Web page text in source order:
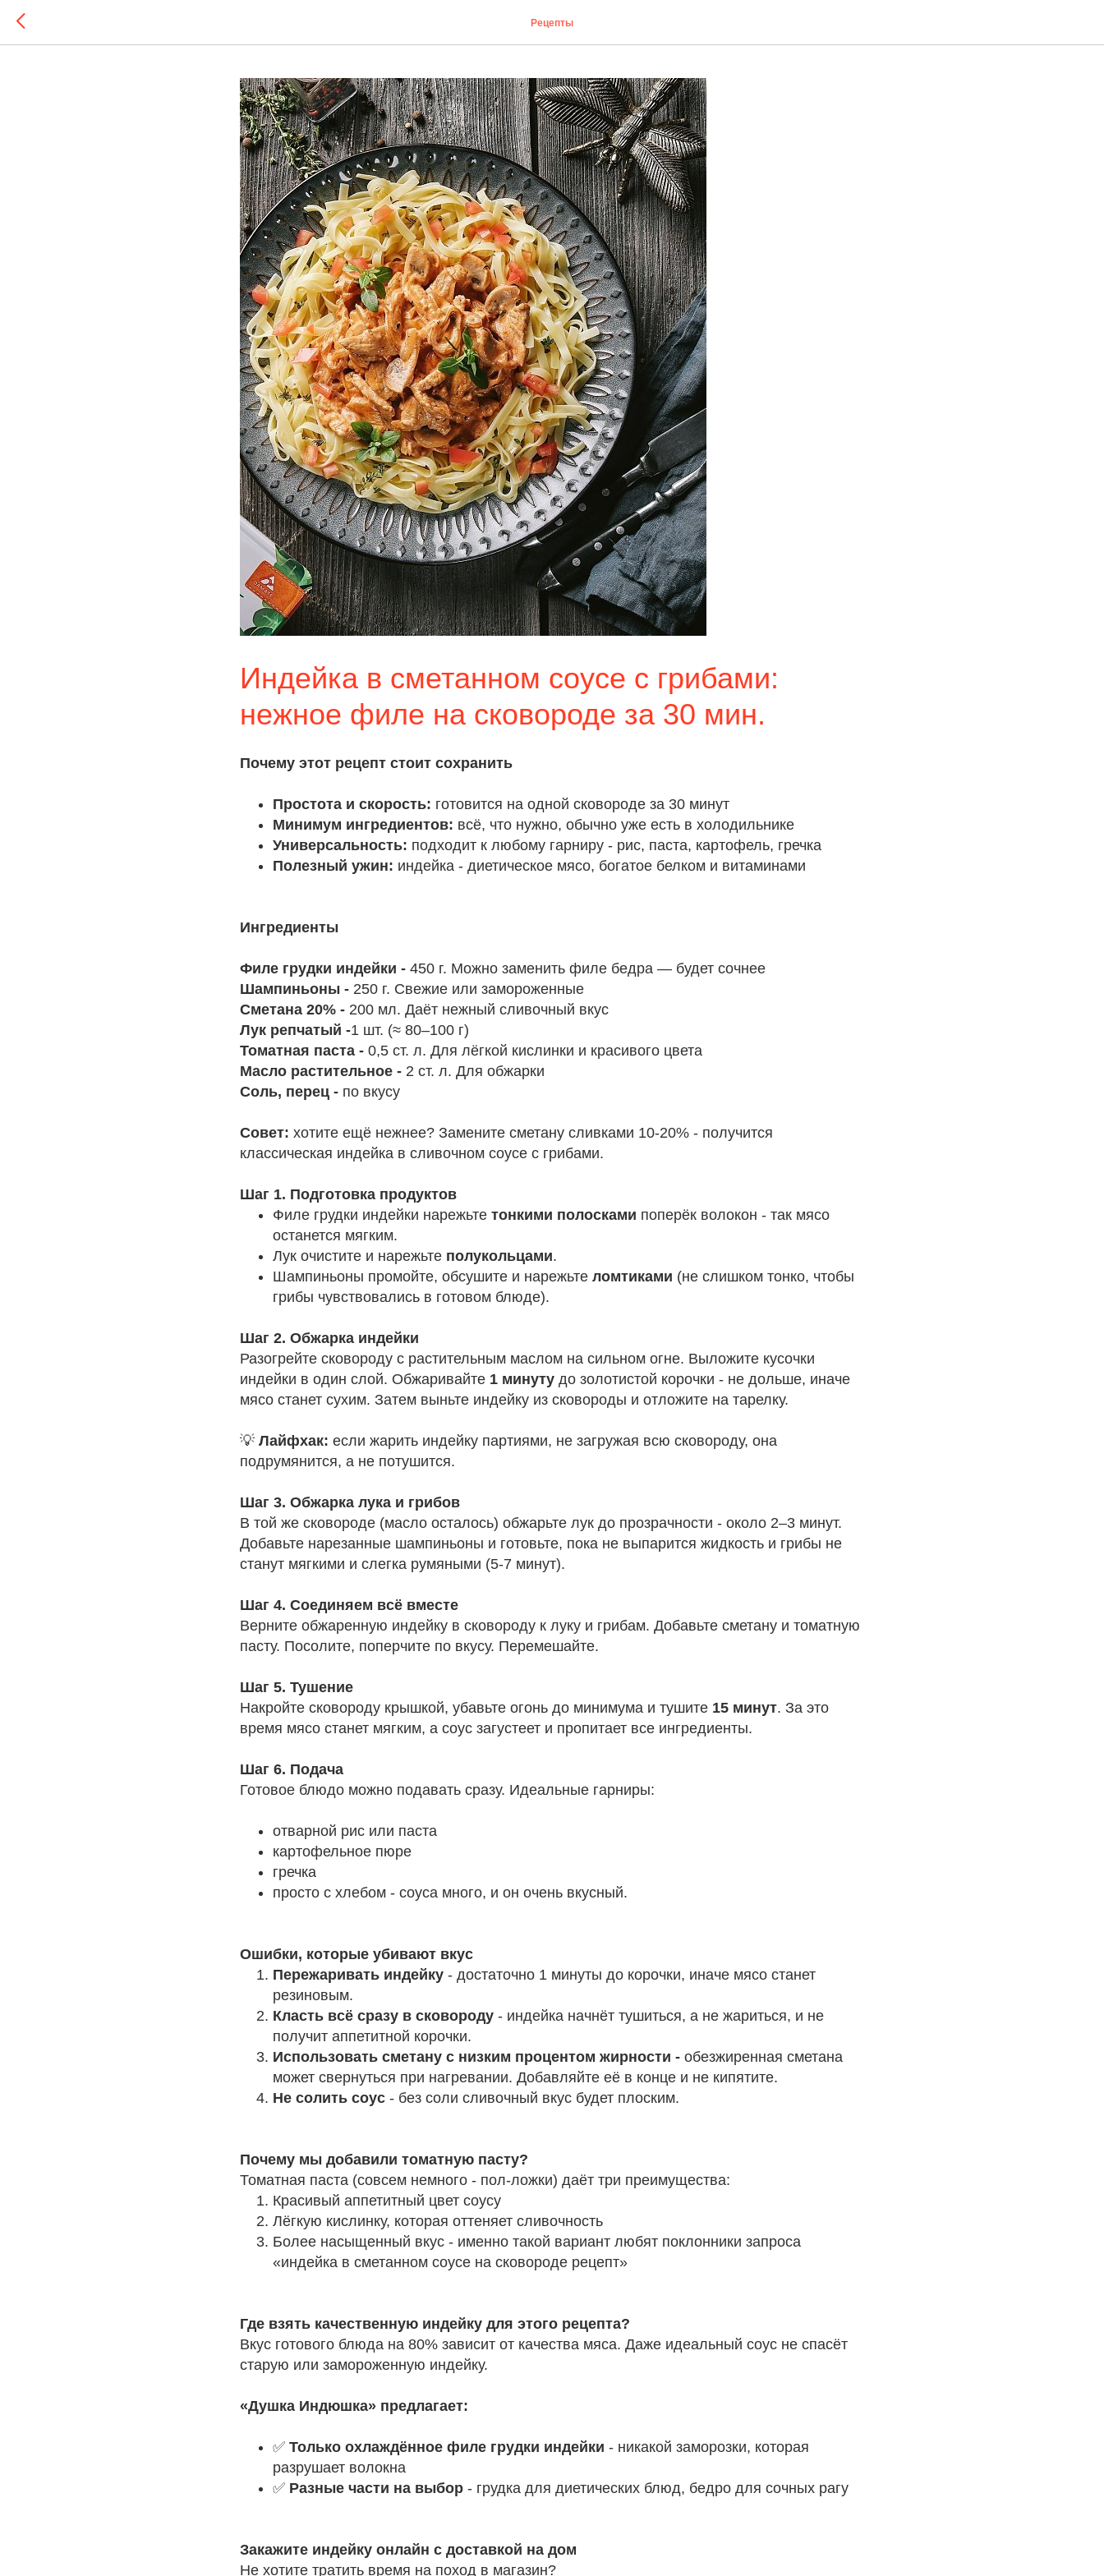
Рецепты
Индейка в сметанном соусе с грибами:
нежное филе на сковороде за 30 мин.
Почему этот рецепт стоит сохранить
Простота и скорость: готовится на одной сковороде за 30 минут
Минимум ингредиентов: всё, что нужно, обычно уже есть в холодильнике
Универсальность: подходит к любому гарниру - рис, паста, картофель, гречка
Полезный ужин: индейка - диетическое мясо, богатое белком и витаминами
Ингредиенты
Филе грудки индейки - 450 г. Можно заменить филе бедра — будет сочнее
Шампиньоны - 250 г. Свежие или замороженные
Сметана 20% - 200 мл. Даёт нежный сливочный вкус
Лук репчатый -1 шт. (≈ 80–100 г)
Томатная паста - 0,5 ст. л. Для лёгкой кислинки и красивого цвета
Масло растительное - 2 ст. л. Для обжарки
Соль, перец - по вкусу
Совет: хотите ещё нежнее? Замените сметану сливками 10-20% - получится
классическая индейка в сливочном соусе с грибами.
Шаг 1. Подготовка продуктов
Филе грудки индейки нарежьте тонкими полосками поперёк волокон - так мясо
останется мягким.
Лук очистите и нарежьте полукольцами.
Шампиньоны промойте, обсушите и нарежьте ломтиками (не слишком тонко, чтобы
грибы чувствовались в готовом блюде).
Шаг 2. Обжарка индейки
Разогрейте сковороду с растительным маслом на сильном огне. Выложите кусочки
индейки в один слой. Обжаривайте 1 минуту до золотистой корочки - не дольше, иначе
мясо станет сухим. Затем выньте индейку из сковороды и отложите на тарелку.
💡 Лайфхак: если жарить индейку партиями, не загружая всю сковороду, она
подрумянится, а не потушится.
Шаг 3. Обжарка лука и грибов
В той же сковороде (масло осталось) обжарьте лук до прозрачности - около 2–3 минут.
Добавьте нарезанные шампиньоны и готовьте, пока не выпарится жидкость и грибы не
станут мягкими и слегка румяными (5-7 минут).
Шаг 4. Соединяем всё вместе
Верните обжаренную индейку в сковороду к луку и грибам. Добавьте сметану и томатную
пасту. Посолите, поперчите по вкусу. Перемешайте.
Шаг 5. Тушение
Накройте сковороду крышкой, убавьте огонь до минимума и тушите 15 минут. За это
время мясо станет мягким, а соус загустеет и пропитает все ингредиенты.
Шаг 6. Подача
Готовое блюдо можно подавать сразу. Идеальные гарниры:
отварной рис или паста
картофельное пюре
гречка
просто с хлебом - соуса много, и он очень вкусный.
Ошибки, которые убивают вкус
Пережаривать индейку - достаточно 1 минуты до корочки, иначе мясо станет
резиновым.
Класть всё сразу в сковороду - индейка начнёт тушиться, а не жариться, и не
получит аппетитной корочки.
Использовать сметану с низким процентом жирности - обезжиренная сметана
может свернуться при нагревании. Добавляйте её в конце и не кипятите.
Не солить соус - без соли сливочный вкус будет плоским.
Почему мы добавили томатную пасту?
Томатная паста (совсем немного - пол-ложки) даёт три преимущества:
Красивый аппетитный цвет соусу
Лёгкую кислинку, которая оттеняет сливочность
Более насыщенный вкус - именно такой вариант любят поклонники запроса
«индейка в сметанном соусе на сковороде рецепт»
Где взять качественную индейку для этого рецепта?
Вкус готового блюда на 80% зависит от качества мяса. Даже идеальный соус не спасёт
старую или замороженную индейку.
«Душка Индюшка» предлагает:
✅ Только охлаждённое филе грудки индейки - никакой заморозки, которая
разрушает волокна
✅ Разные части на выбор - грудка для диетических блюд, бедро для сочных рагу
Закажите индейку онлайн с доставкой на дом
Не хотите тратить время на поход в магазин?